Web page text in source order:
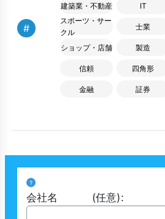
#
建築業・不動産 IT
スポーツ・サー
クル
士業
ショップ・店舗 製造
信頼 四角形
金融
証券
?
会社名 (任意):